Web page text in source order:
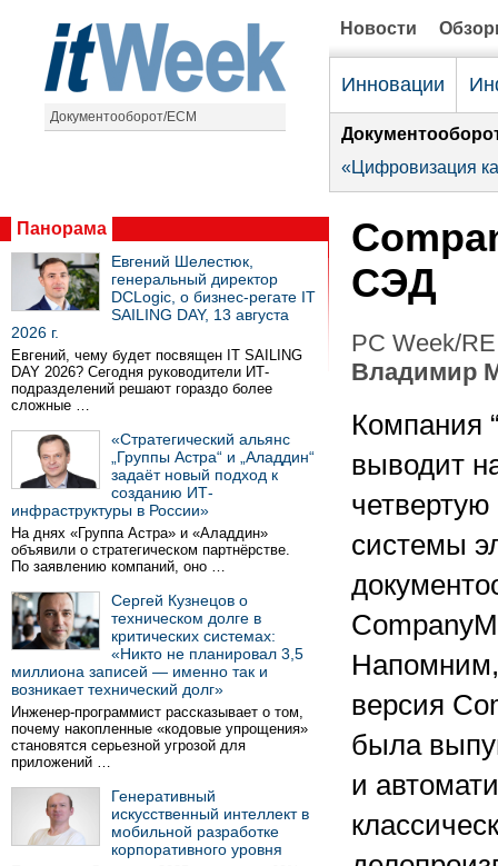
Документооборот/ECM
Новости
Инновации
«Цифровизация
Панорама
Евгений Шелестюк,
генеральный директор
DCLogic, о бизнес-регате IT
SAILING DAY, 13 августа
2026 г.
Евгений, чему будет посвящен IT SAILING
DAY 2026? Сегодня руководители ИТ-
подразделений решают гораздо более
сложные …
«Стратегический альянс
„Группы Астра“ и „Аладдин“
задаёт новый подход к
созданию ИТ-
инфраструктуры в России»
На днях «Группа Астра» и «Аладдин»
объявили о стратегическом партнёрстве.
По заявлению компаний, оно …
Сергей Кузнецов о
техническом долге в
критических системах:
«Никто не планировал 3,5
миллиона записей — именно так и
возникает технический долг»
Инженер-программист рассказывает о том,
почему накопленные «кодовые упрощения»
становятся серьезной угрозой для
приложений …
Генеративный
искусственный интеллект в
мобильной разработке
корпоративного уровня
СЭД
PC Week/
Владимир
Компания
выводит
системы
версия
была
и